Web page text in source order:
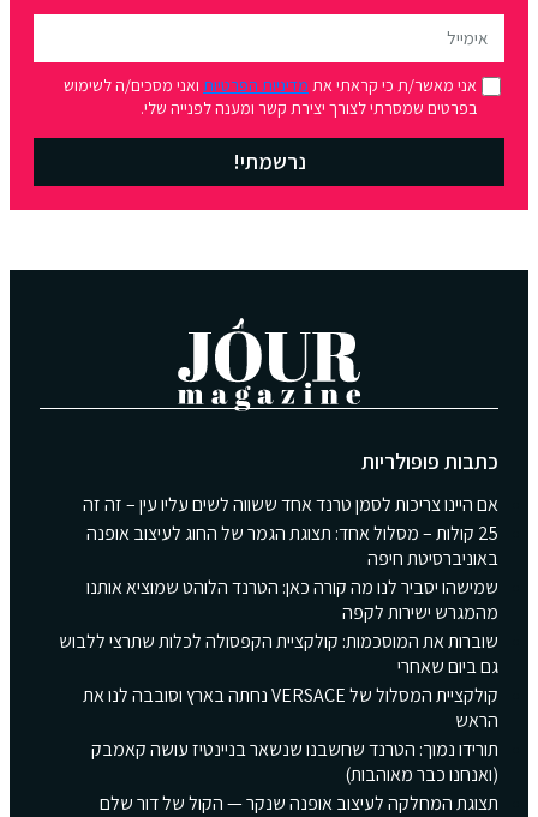
אני מאשר/ת כי קראתי את מדיניות הפרטיותואני מסכים/ה לשימוש
בפרטים שמסרתי לצורך יצירת קשר ומענה לפנייה שלי.
נרשמתי!
כתבות פופולריות
אם היינו צריכות לסמן טרנד אחד ששווה לשים עליו עין – זה זה
25 קולות – מסלול אחד: תצוגת הגמר של החוג לעיצוב אופנה
באוניברסיטת חיפה
שמישהו יסביר לנו מה קורה כאן: הטרנד הלוהט שמוציא אותנו
מהמגרש ישירות לקפה
שוברות את המוסכמות: קולקציית הקפסולה לכלות שתרצי ללבוש
גם ביום שאחרי
קולקציית המסלול של VERSACE נחתה בארץ וסובבה לנו את
הראש
תורידו נמוך: הטרנד שחשבנו שנשאר בניינטיז עושה קאמבק
(ואנחנו כבר מאוהבות)
תצוגת המחלקה לעיצוב אופנה שנקר — הקול של דור שלם